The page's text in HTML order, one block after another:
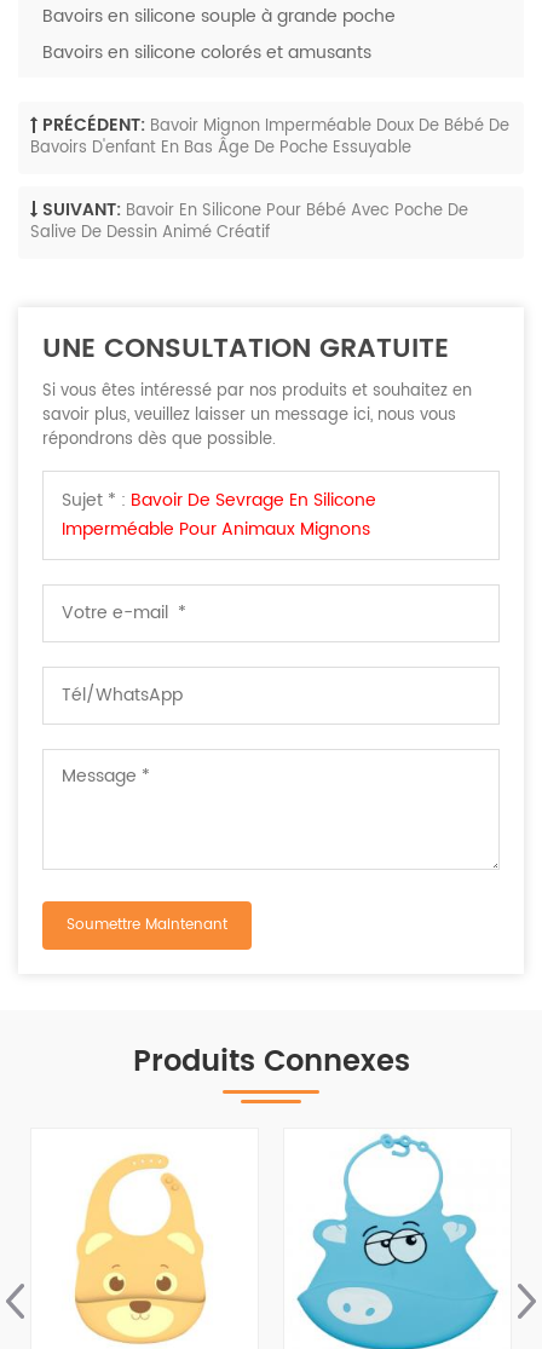
Bavoirs en silicone souple à grande poche
Bavoirs en silicone colorés et amusants
PRÉCÉDENT: Bavoir Mignon Imperméable Doux De Bébé De
Bavoirs D'enfant En Bas Âge De Poche Essuyable
SUIVANT: Bavoir En Silicone Pour Bébé Avec Poche De
Salive De Dessin Animé Créatif
UNE CONSULTATION GRATUITE
Si vous êtes intéressé par nos produits et souhaitez en
savoir plus, veuillez laisser un message ici, nous vous
répondrons dès que possible.
Sujet * : Bavoir De Sevrage En Silicone
Imperméable Pour Animaux Mignons
Produits Connexes